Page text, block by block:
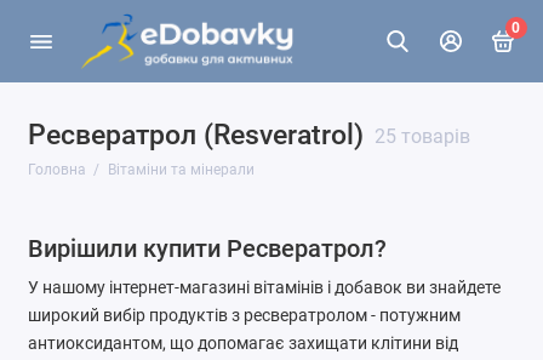
0
Ресвератрол (Resveratrol) 25 товарів
Головна Вітаміни та мінерали
Вирішили купити Ресвератрол?
У нашому інтернет-магазині вітамінів і добавок ви знайдете
широкий вибір продуктів з ресвератролом - потужним
антиоксидантом, що допомагає захищати клітини від